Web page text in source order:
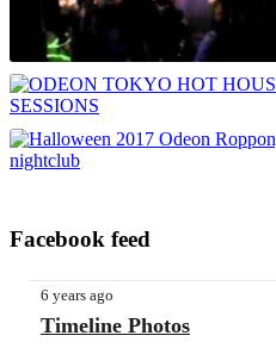
Facebook feed
6 years ago
Timeline Photos